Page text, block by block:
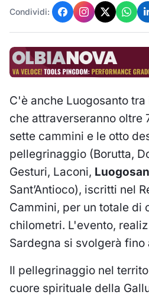
Condividi:
C'è anche Luogosanto
che attraverseranno oltre
sette cammini e le otto
pellegrinaggio (Borutta,
Gesturi, Laconi,
Sant’Antioco), iscritti nel
Cammini, per un totale di
chilometri. L'evento,
Sardegna si svolgerà fino
Il pellegrinaggio nel
cuore spirituale della